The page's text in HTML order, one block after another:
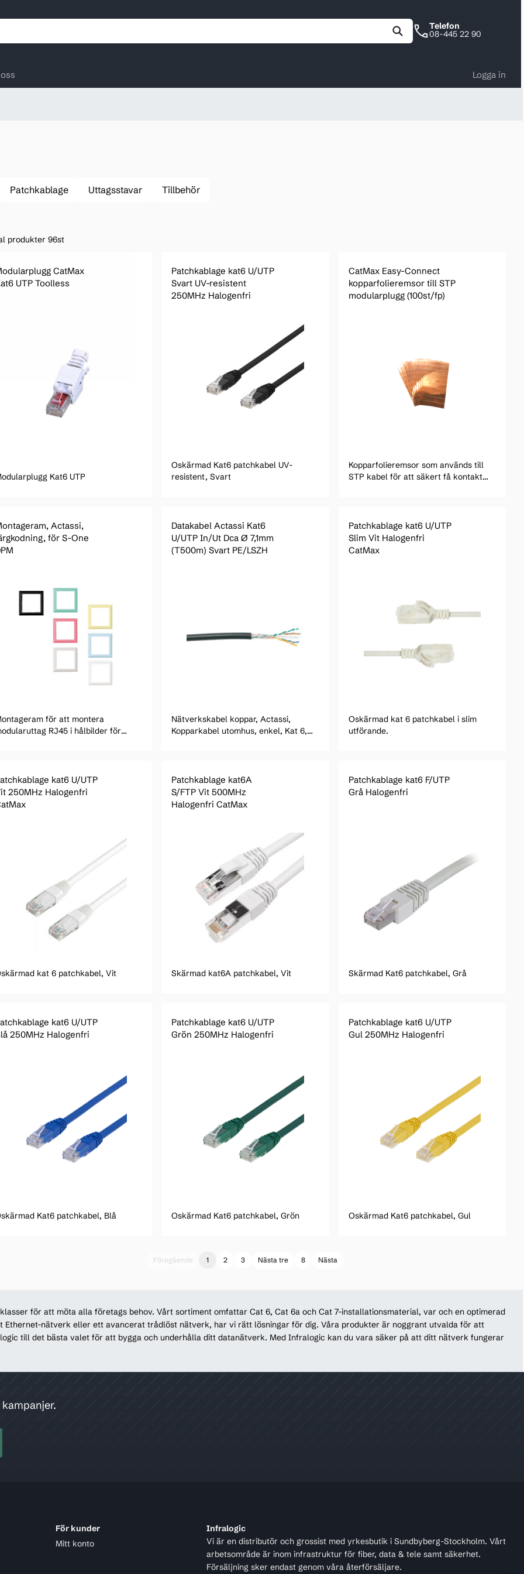
Telefon
08-445 22 90
Logga in
Patchkablage Uttagsstavar Tillbehör
produkter 96st
CatMax
UTP Toolless
Kat6 UTP
Patchkablage kat6 U/UTP
Svart UV-resistent
250MHz Halogenfri
Oskärmad Kat6 patchkabel UV-
resistent, Svart
CatMax Easy-Connect
kopparfolieremsor till STP
modularplugg (100st/fp)
Kopparfolieremsor som används till
STP kabel för att säkert få kontakt
Actassi,
för S-One
för att montera
RJ45 i hålbilder för
Datakabel Actassi Kat6
U/UTP In/Ut Dca Ø 7,1mm
(T500m) Svart PE/LSZH
Nätverkskabel koppar, Actassi,
Kopparkabel utomhus, enkel, Kat 6,
Patchkablage kat6 U/UTP
Slim Vit Halogenfri
CatMax
Oskärmad kat 6 patchkabel i slim
utförande.
kat6 U/UTP
250MHz Halogenfri
kat 6 patchkabel, Vit
Patchkablage kat6A
S/FTP Vit 500MHz
Halogenfri CatMax
Skärmad kat6A patchkabel, Vit
Patchkablage kat6 F/UTP
Grå Halogenfri
Skärmad Kat6 patchkabel, Grå
kat6 U/UTP
250MHz Halogenfri
Kat6 patchkabel, Blå
Patchkablage kat6 U/UTP
Grön 250MHz Halogenfri
Oskärmad Kat6 patchkabel, Grön
Patchkablage kat6 U/UTP
Gul 250MHz Halogenfri
Oskärmad Kat6 patchkabel, Gul
Föregående 1 2 3 Nästa tre 8 Nästa
för att möta alla företags behov. Vårt sortiment omfattar Cat 6, Cat 6a och Cat 7-installationsmaterial, var och en optimerad
Ethernet-nätverk eller ett avancerat trådlöst nätverk, har vi rätt lösningar för dig. Våra produkter är noggrant utvalda för att
till det bästa valet för att bygga och underhålla ditt datanätverk. Med Infralogic kan du vara säker på att ditt nätverk fungerar
Infralogic
Vi är en distributör och grossist med yrkesbutik i Sundbyberg-Stockholm. Vårt
arbetsområde är inom infrastruktur för fiber, data & tele samt säkerhet.
Försäljning sker endast genom våra återförsäljare.
För kunder
Mitt konto